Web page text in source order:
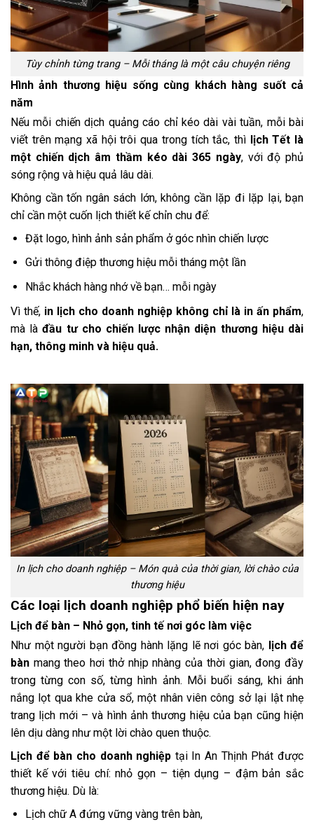
Tùy chỉnh từng trang – Mỗi tháng là một câu chuyện riêng
Hình ảnh thương hiệu sống cùng khách hàng suốt cả
năm
Nếu mỗi chiến dịch quảng cáo chỉ kéo dài vài tuần, mỗi bài
viết trên mạng xã hội trôi qua trong tích tắc, thì lịch Tết là
một chiến dịch âm thầm kéo dài 365 ngày, với độ phủ
sóng rộng và hiệu quả lâu dài.
Không cần tốn ngân sách lớn, không cần lặp đi lặp lại, bạn
chỉ cần một cuốn lịch thiết kế chỉn chu để:
Đặt logo, hình ảnh sản phẩm ở góc nhìn chiến lược
Gửi thông điệp thương hiệu mỗi tháng một lần
Nhắc khách hàng nhớ về bạn… mỗi ngày
Vì thế, in lịch cho doanh nghiệp không chỉ là in ấn phẩm,
mà làđầu tư cho chiến lược nhận diện thương hiệu dài
hạn, thông minh và hiệu quả.
In lịch cho doanh nghiệp – Món quà của thời gian, lời chào của
thương hiệu
Các loại lịch doanh nghiệp phổ biến hiện nay
Lịch để bàn – Nhỏ gọn, tinh tế nơi góc làm việc
Như một người bạn đồng hành lặng lẽ nơi góc bàn, lịch để
bàn mang theo hơi thở nhịp nhàng của thời gian, đong đầy
trong từng con số, từng hình ảnh. Mỗi buổi sáng, khi ánh
nắng lọt qua khe cửa sổ, một nhân viên công sở lại lật nhẹ
trang lịch mới – và hình ảnh thương hiệu của bạn cũng hiện
lên dịu dàng như một lời chào quen thuộc.
Lịch để bàn cho doanh nghiệp tại In An Thịnh Phát được
thiết kế với tiêu chí: nhỏ gọn – tiện dụng – đậm bản sắc
thương hiệu. Dù là:
Lịch chữ A đứng vững vàng trên bàn,